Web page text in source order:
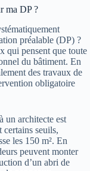
ma DP ?
préalable (DP) ?
qui pensent que toute
du bâtiment. En
des travaux de
obligatoire
un architecte est
certains seuils,
les 150 m². En
peuvent monter
d’un abri de